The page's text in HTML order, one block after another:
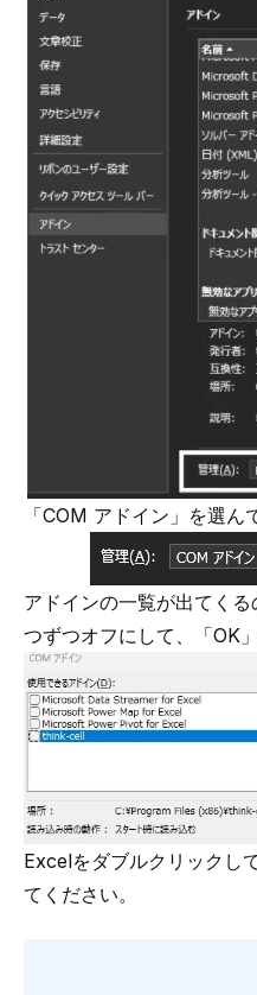
「COM アドイン」を選ん
アドインの一覧が出てく
つずつオフにして、「OK
Excelをダブルクリックし
てください。